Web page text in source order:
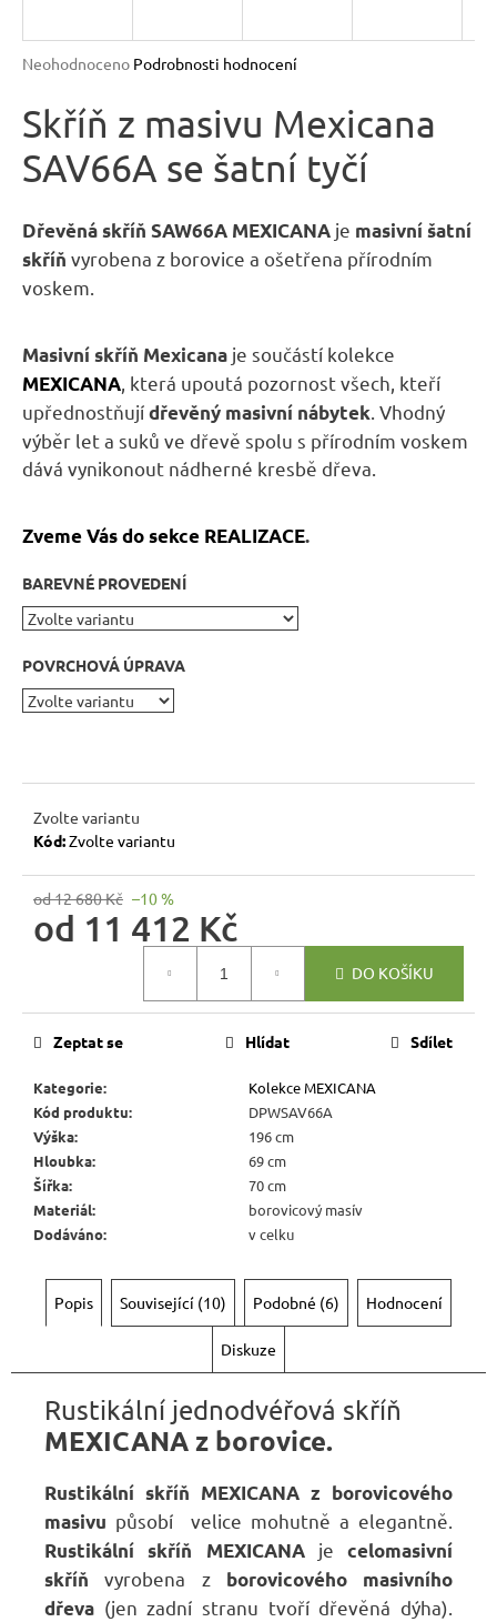
Průměrné
produktu
je
0,0
z
hvězdiček.
Neohodnoceno Podrobnosti hodnocení
Skříň z masivu Mexicana
SAV66A se šatní tyčí
Dřevěná skříň SAW66A MEXICANA je masivní šatní
skříň vyrobena z borovice a ošetřena přírodním
voskem.
Masivní skříň Mexicana je součástí kolekce
MEXICANA , která upoutá pozornost všech, kteří
upřednostňujídřevěný masivní nábytek . Vhodný
výběr let a suků ve dřevě spolu s přírodním voskem
dává vynikonout nádherné kresbě dřeva.
Zveme Vás do sekce REALIZACE.
BAREVNÉ PROVEDENÍ
POVRCHOVÁ ÚPRAVA
Zvolte variantu
Kód:Zvolte variantu
od 12 680 Kč –10 %
od 11 412 Kč
DO KOŠÍKU
Kategorie:
Kolekce MEXICANA
Kód produktu:
DPWSAV66A
Výška:
196 cm
Hloubka:
69 cm
Šířka:
70 cm
Materiál:
borovicový masív
Dodáváno: v celku
Zeptat se Hlídat Sdílet
A
Popis Související (10) Podobné (6) Hodnocení
Diskuze
Rustikální jednodvéřová skříň
MEXICANA z borovice.
Rustikální skříň MEXICANA z borovicového
masivu působí velice mohutně a elegantně.
Rustikální skříň MEXICANAje celomasivní
skříňvyrobena zborovicového masivního
dřeva (jen zadní stranu tvoří dřevěná dýha).
a
í
t
?
D
o
p
o
u
u
j
e
m
e
LAVICE
BAX25
BEZ
PODRUČEK
5
409
Kč
Původně: